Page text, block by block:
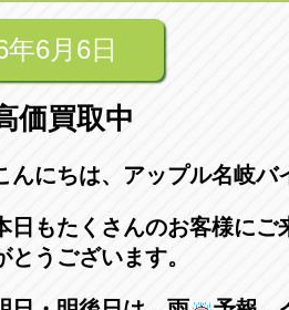
年6月6日
価買取中
んにちは、アップル名岐
日もたくさんのお客様にご
とうございます。